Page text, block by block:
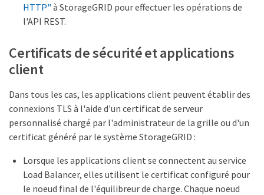
HTTP" à StorageGRID pour effectuer les opérations de
l'API REST.
Certificats de sécurité et applications
client
Dans tous les cas, les applications client peuvent établir des
connexions TLS à l'aide d'un certificat de serveur
personnalisé chargé par l'administrateur de la grille ou d'un
certificat généré par le système StorageGRID :
Lorsque les applications client se connectent au service
Load Balancer, elles utilisent le certificat configuré pour
le noeud final de l'équilibreur de charge. Chaque noeud